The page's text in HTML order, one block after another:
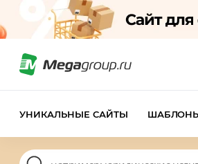
УНИКАЛЬНЫЕ САЙТЫ